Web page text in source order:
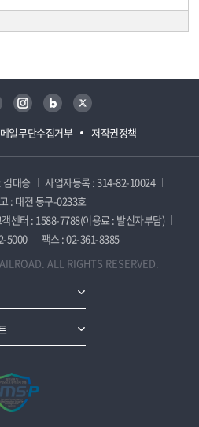
일무단수집거부 저작권정책
인스타그램 블로그 트위터
김태승
사업자등록 : 314-82-10024
: 대전 동구-0233호
센터 : 1588-7788(이용료 : 발신자부담)
5000
팩스 : 02-361-8385
ALL RIGHTS RESERVED.